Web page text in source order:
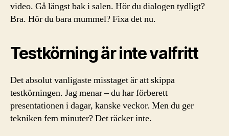
video. Gå längst bak i salen. Hör du dialogen tydligt?
Bra. Hör du bara mummel? Fixa det nu.
Testkörning är inte valfritt
Det absolut vanligaste misstaget är att skippa
testkörningen. Jag menar – du har förberett
presentationen i dagar, kanske veckor. Men du ger
tekniken fem minuter? Det räcker inte.